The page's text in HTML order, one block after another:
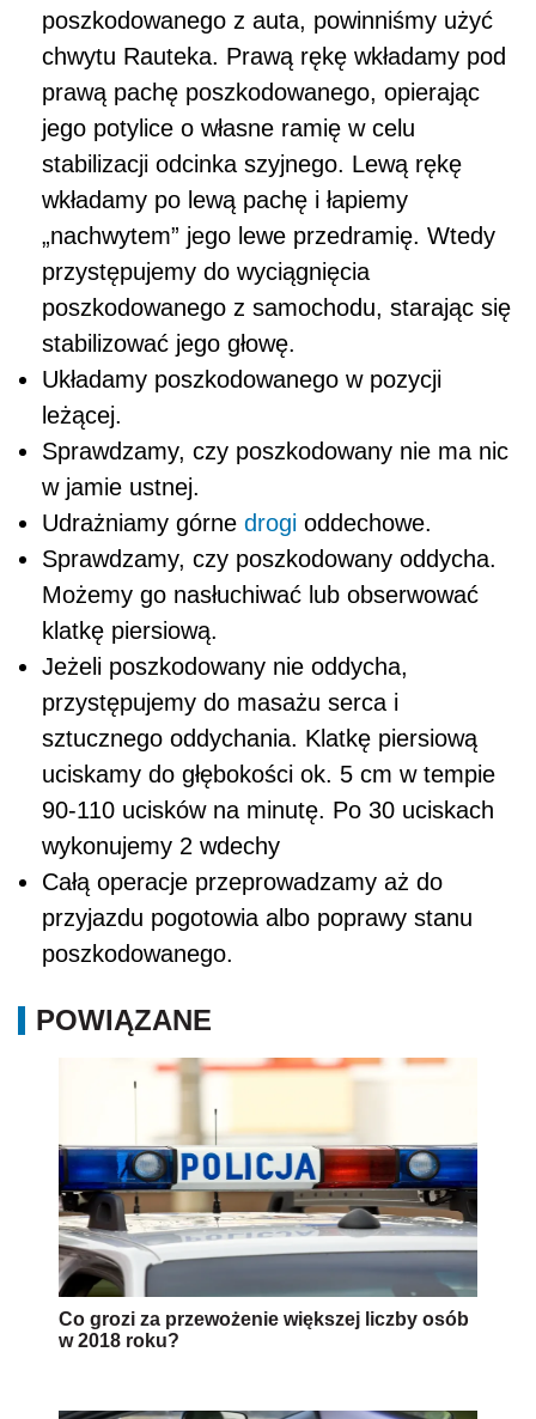
poszkodowanego z auta, powinniśmy użyć
chwytu Rauteka. Prawą rękę wkładamy pod
prawą pachę poszkodowanego, opierając
jego potylice o własne ramię w celu
stabilizacji odcinka szyjnego. Lewą rękę
wkładamy po lewą pachę i łapiemy
„nachwytem” jego lewe przedramię. Wtedy
przystępujemy do wyciągnięcia
poszkodowanego z samochodu, starając się
stabilizować jego głowę.
Układamy poszkodowanego w pozycji
leżącej.
Sprawdzamy, czy poszkodowany nie ma nic
w jamie ustnej.
Udrażniamy górne drogi oddechowe.
Sprawdzamy, czy poszkodowany oddycha.
Możemy go nasłuchiwać lub obserwować
klatkę piersiową.
Jeżeli poszkodowany nie oddycha,
przystępujemy do masażu serca i
sztucznego oddychania. Klatkę piersiową
uciskamy do głębokości ok. 5 cm w tempie
90-110 ucisków na minutę. Po 30 uciskach
wykonujemy 2 wdechy
Całą operacje przeprowadzamy aż do
przyjazdu pogotowia albo poprawy stanu
poszkodowanego.
POWIĄZANE
Co grozi za przewożenie większej liczby osób
w 2018 roku?